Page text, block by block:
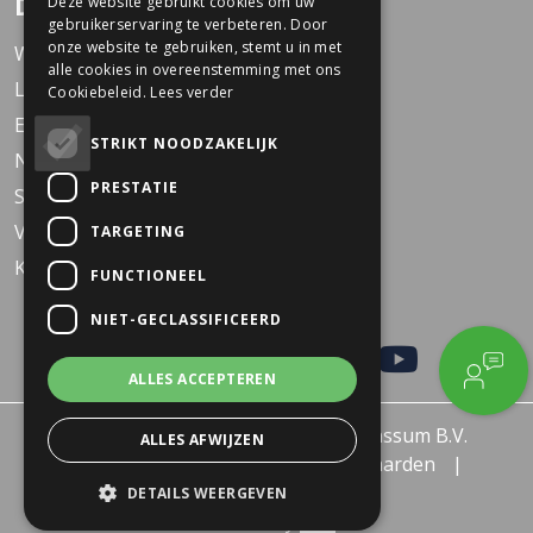
Filters
Werken bij Dekkers
Locaties
Events
Nieuws
Service
Veelgestelde vragen
KARO Solid schoolfiets
© 2026 - Dekkers Tweewielers Wanssum B.V.
Privacy policy
Algemene voorwaarden
Retourneren of Ruilen
gebruikerservaring te verbeteren. Door
onze website te gebruiken, stemt u in met
alle cookies in overeenstemming met ons
Cookiebeleid. Lees verder
STRIKT NOODZAKELIJK
PRESTATIE
TARGETING
FUNCTIONEEL
NIET-GECLASSIFICEERD
ALLES ACCEPTEREN
ALLES AFWIJZEN
DETAILS WEERGEVEN